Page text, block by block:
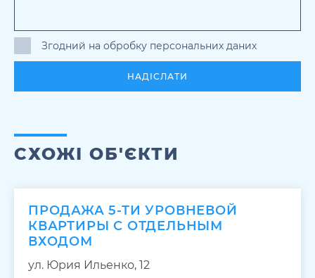
Згодний на обробку персональних даних
НАДІСЛАТИ
СХОЖІ ОБ'ЄКТИ
ПРОДАЖА 5-ТИ УРОВНЕВОЙ
КВАРТИРЫ С ОТДЕЛЬНЫМ
ВХОДОМ
ул. Юрия Ильенко, 12